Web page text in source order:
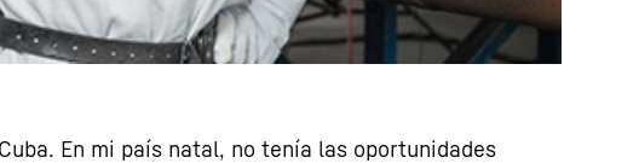
En mi país natal, no tenía las oportunidades